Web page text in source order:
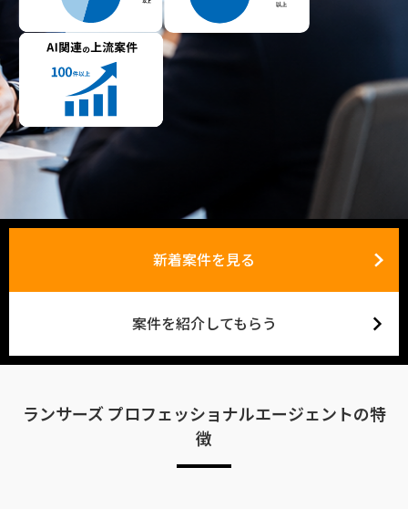
新着案件を見る
案件を紹介してもらう
ランサーズ プロフェッショナルエージェントの特
徴